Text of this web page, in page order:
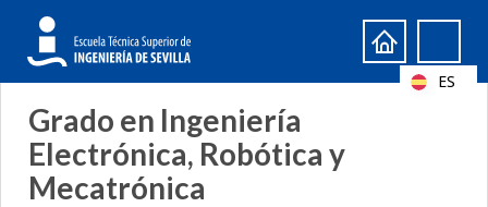
Formulario
de
búsqueda
Search
Grado en Ingeniería
Electrónica, Robótica y
Mecatrónica
ES